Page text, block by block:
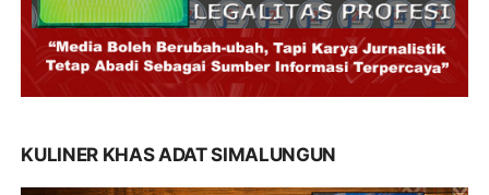
KULINER KHAS ADAT SIMALUNGUN